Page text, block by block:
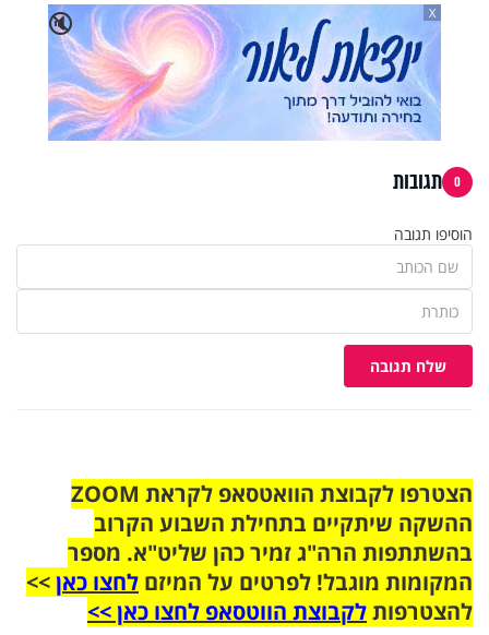
🔇
X
0 תגובות
הוסיפו תגובה
שלח תגובה
הצטרפו לקבוצת הוואטסאפ לקראת ZOOM
ההשקה שיתקיים בתחילת השבוע הקרוב
בהשתתפות הרה"ג זמיר כהן שליט"א. מספר
המקומות מוגבל! לפרטים על המיזם לחצו כאן>>
להצטרפותלקבוצת הווטסאפ לחצו כאן >>